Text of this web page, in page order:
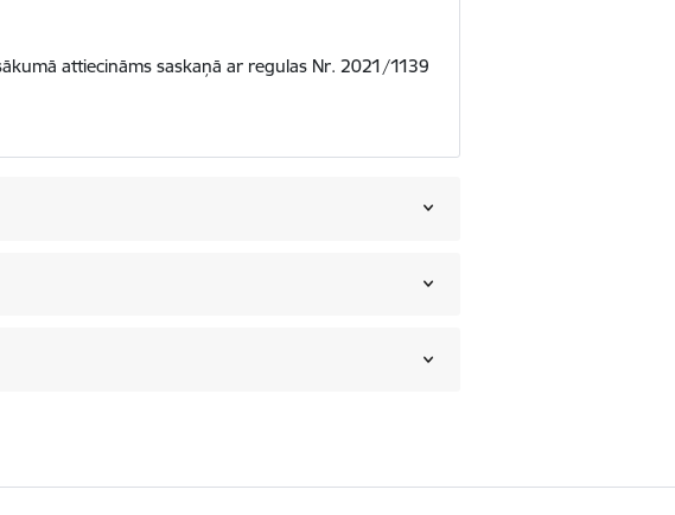
attiecināms saskaņā ar regulas Nr. 2021/1139